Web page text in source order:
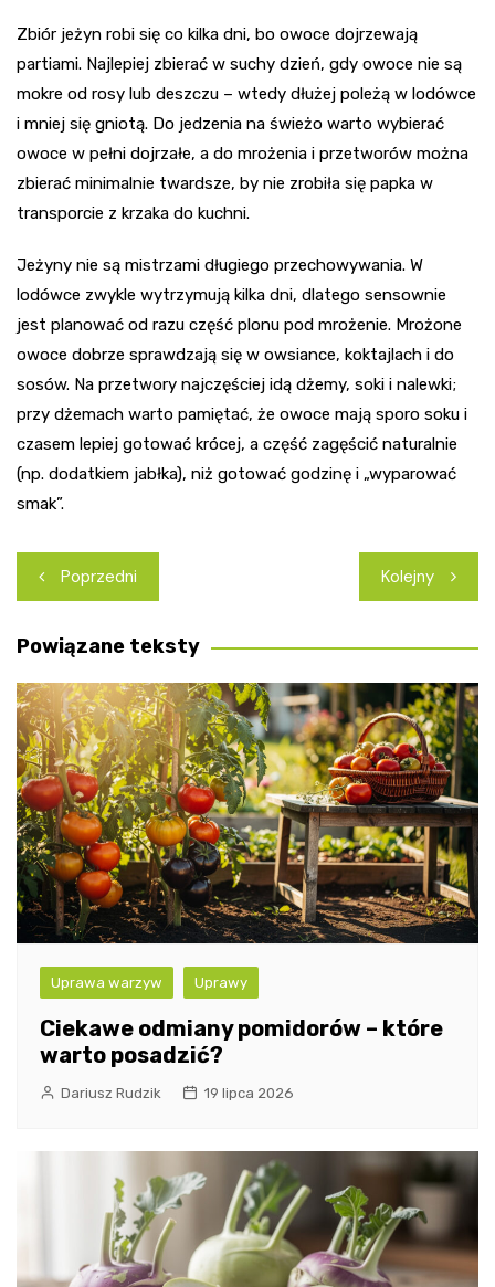
Zbiór jeżyn robi się co kilka dni, bo owoce dojrzewają
partiami. Najlepiej zbierać w suchy dzień, gdy owoce nie są
mokre od rosy lub deszczu – wtedy dłużej poleżą w lodówce
i mniej się gniotą. Do jedzenia na świeżo warto wybierać
owoce w pełni dojrzałe, a do mrożenia i przetworów można
zbierać minimalnie twardsze, by nie zrobiła się papka w
transporcie z krzaka do kuchni.
Jeżyny nie są mistrzami długiego przechowywania. W
lodówce zwykle wytrzymują kilka dni, dlatego sensownie
jest planować od razu część plonu pod mrożenie. Mrożone
owoce dobrze sprawdzają się w owsiance, koktajlach i do
sosów. Na przetwory najczęściej idą dżemy, soki i nalewki;
przy dżemach warto pamiętać, że owoce mają sporo soku i
czasem lepiej gotować krócej, a część zagęścić naturalnie
(np. dodatkiem jabłka), niż gotować godzinę i „wyparować
smak”.
Nawigacja
wpisu
Poprzedni Kolejny
Powiązane teksty
Uprawa warzyw Uprawy
Ciekawe odmiany pomidorów – które
warto posadzić?
Dariusz Rudzik 19 lipca 2026